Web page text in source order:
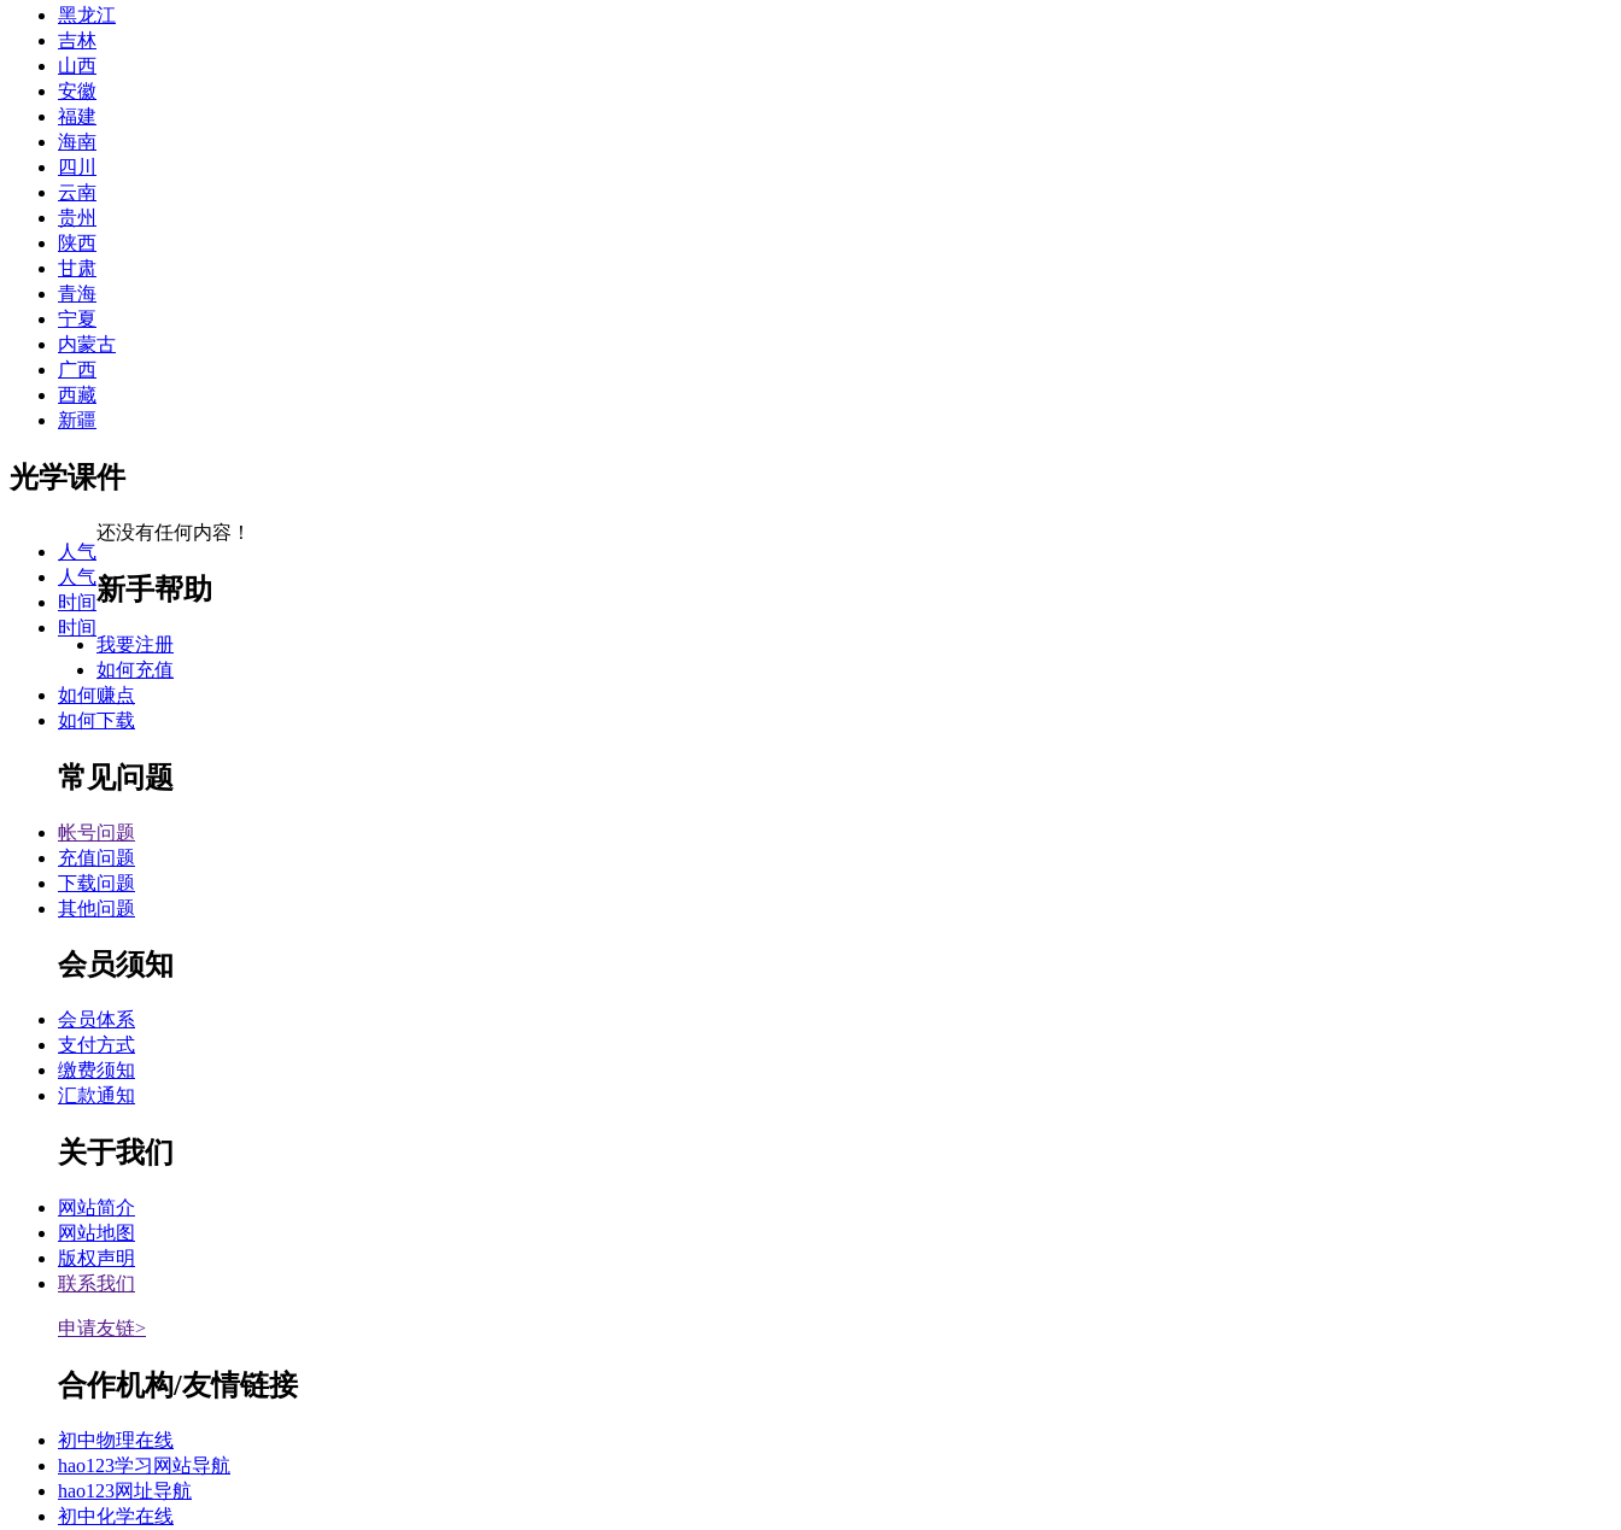
黑龙江
吉林
山西
安徽
福建
海南
四川
云南
贵州
陕西
甘肃
青海
宁夏
内蒙古
广西
西藏
新疆
光学课件
人气
人气
时间
时间
还没有任何内容！
新手帮助
我要注册
如何充值
如何赚点
如何下载
常见问题
帐号问题
充值问题
下载问题
其他问题
会员须知
会员体系
支付方式
缴费须知
汇款通知
关于我们
网站简介
网站地图
版权声明
联系我们
申请友链>
合作机构/友情链接
初中物理在线
hao123学习网站导航
hao123网址导航
初中化学在线